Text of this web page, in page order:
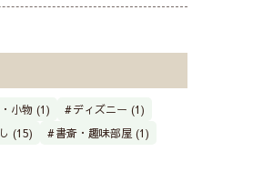
小物 (1)
ディズニー (1)
(15)
書斎・趣味部屋 (1)